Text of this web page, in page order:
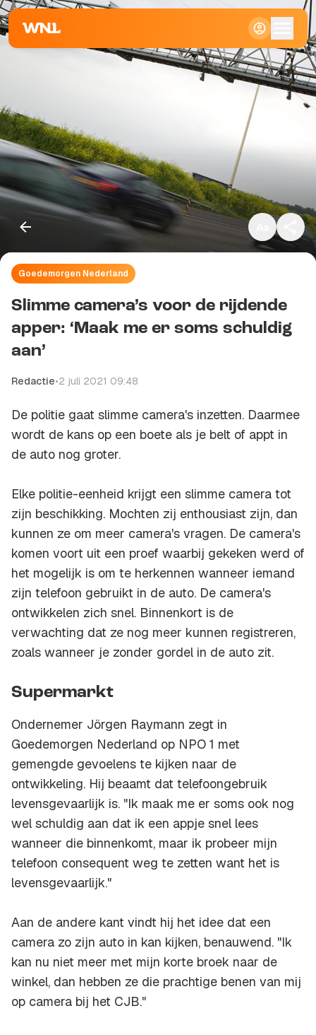
Klein
Standaard
Groot
Goedemorgen Nederland
Slimme camera’s voor de rijdende
apper: ‘Maak me er soms schuldig
aan’
Redactie•2 juli 2021 09:48
De politie gaat slimme camera's inzetten. Daarmee
wordt de kans op een boete als je belt of appt in
de auto nog groter.
Elke politie-eenheid krijgt een slimme camera tot
zijn beschikking. Mochten zij enthousiast zijn, dan
kunnen ze om meer camera's vragen. De camera's
komen voort uit een proef waarbij gekeken werd of
het mogelijk is om te herkennen wanneer iemand
zijn telefoon gebruikt in de auto. De camera's
ontwikkelen zich snel. Binnenkort is de
verwachting dat ze nog meer kunnen registreren,
zoals wanneer je zonder gordel in de auto zit.
Supermarkt
Ondernemer Jörgen Raymann zegt in
Goedemorgen Nederland op NPO 1 met
gemengde gevoelens te kijken naar de
ontwikkeling. Hij beaamt dat telefoongebruik
levensgevaarlijk is. "Ik maak me er soms ook nog
wel schuldig aan dat ik een appje snel lees
wanneer die binnenkomt, maar ik probeer mijn
telefoon consequent weg te zetten want het is
levensgevaarlijk."
Aan de andere kant vindt hij het idee dat een
camera zo zijn auto in kan kijken, benauwend. "Ik
kan nu niet meer met mijn korte broek naar de
winkel, dan hebben ze die prachtige benen van mij
op camera bij het CJB."